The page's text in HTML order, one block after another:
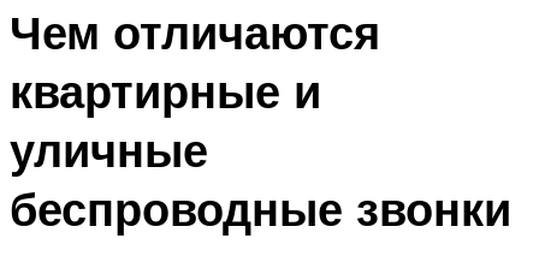
Чем отличаются
квартирные и
уличные
беспроводные звонки